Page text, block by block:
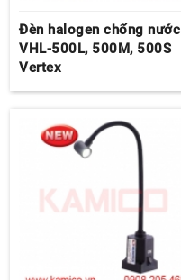
Đèn halogen chống nước
VHL-500L, 500M, 500S
Vertex